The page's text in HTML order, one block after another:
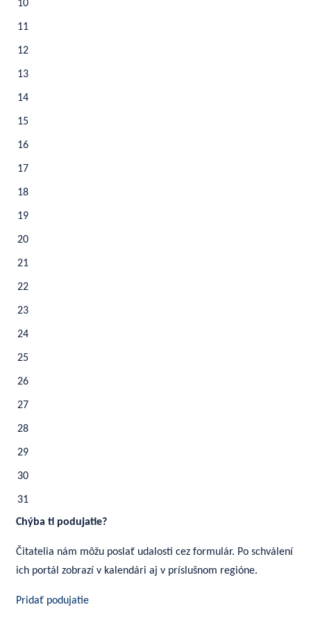
10
11
12
13
14
15
16
17
18
19
20
21
22
23
24
25
26
27
28
29
30
31
Chýba ti podujatie?
Čitatelia nám môžu poslať udalosti cez formulár. Po schválení
ich portál zobrazí v kalendári aj v príslušnom regióne.
Pridať podujatie